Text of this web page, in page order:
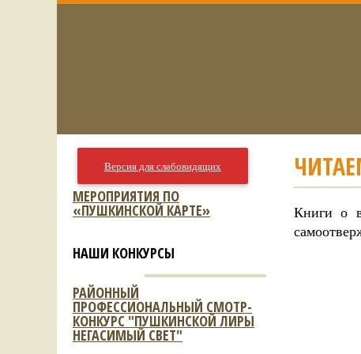
Книги о
Версия для слабовидящих
МЕРОПРИЯТИЯ ПО
«ПУШКИНСКОЙ КАРТЕ»
НАШИ КОНКУРСЫ
РАЙОННЫЙ
ПРОФЕССИОНАЛЬНЫЙ СМОТР-
КОНКУРС "ПУШКИНСКОЙ ЛИРЫ
НЕГАСИМЫЙ СВЕТ"